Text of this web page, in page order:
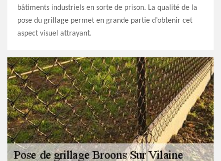
bâtiments industriels en sorte de prison. La qualité de la
pose du grillage permet en grande partie d’obtenir cet
aspect visuel attrayant.